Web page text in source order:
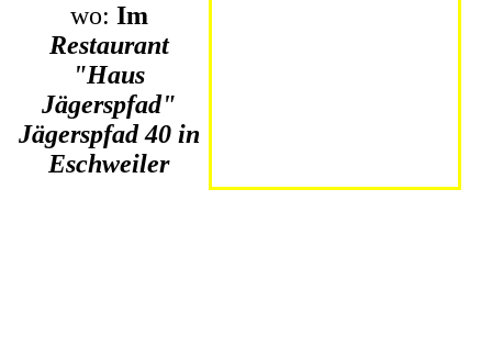
wo: Im
Restaurant
"Haus
Jägerspfad"
Jägerspfad 40 in
Eschweiler